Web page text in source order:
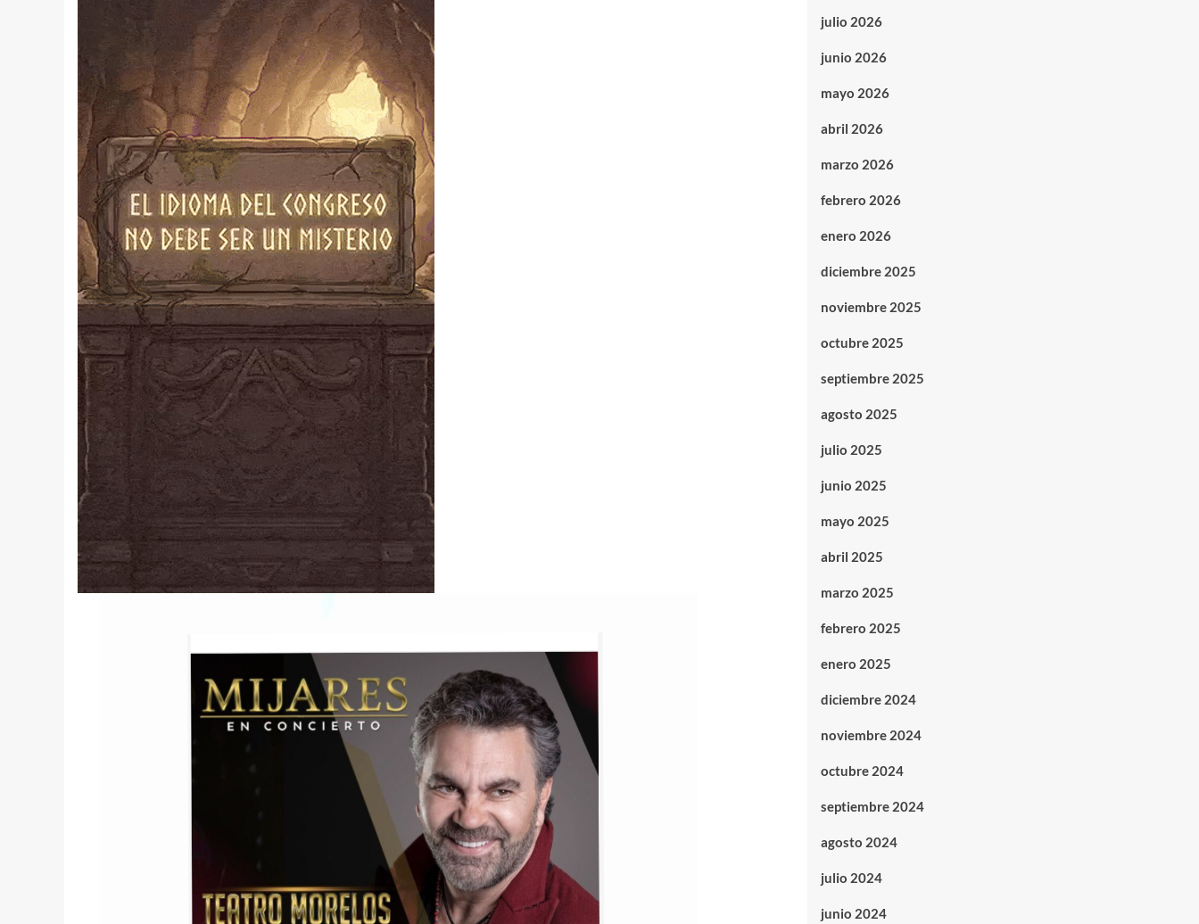
julio 2026
junio 2026
mayo 2026
abril 2026
marzo 2026
febrero 2026
enero 2026
diciembre 2025
noviembre 2025
octubre 2025
septiembre 2025
agosto 2025
julio 2025
junio 2025
mayo 2025
abril 2025
marzo 2025
febrero 2025
enero 2025
diciembre 2024
noviembre 2024
octubre 2024
septiembre 2024
agosto 2024
julio 2024
junio 2024